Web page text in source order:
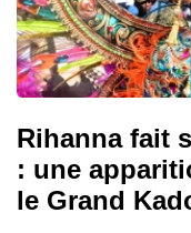
Rihanna fait
: une
le Grand